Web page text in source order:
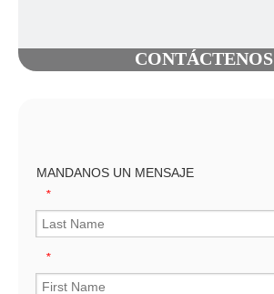
CONTÁCTENOS
MANDANOS UN MENSAJE
*
*